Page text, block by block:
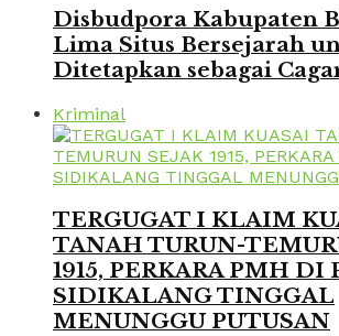
Disbudpora Kabupaten
Lima Situs Bersejarah
Ditetapkan sebagai
Kriminal
TERGUGAT I KLAIM
TANAH TURUN-
1915, PERKARA PMH DI
SIDIKALANG TINGGAL
MENUNGGU PUTUSAN